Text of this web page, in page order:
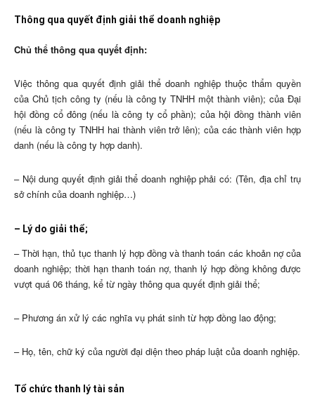
Thông qua quyết định giải thể doanh nghiệp
Chủ thể thông qua quyết định:
Việc thông qua quyết định giải thể doanh nghiệp thuộc thẩm quyền
của Chủ tịch công ty (nếu là công ty TNHH một thành viên); của Đại
hội đồng cổ đông (nếu là công ty cổ phần); của hội đồng thành viên
(nếu là công ty TNHH hai thành viên trở lên); của các thành viên hợp
danh (nếu là công ty hợp danh).
– Nội dung quyết định giải thể doanh nghiệp phải có: (Tên, địa chỉ trụ
sở chính của doanh nghiệp…)
– Lý do giải thể;
– Thời hạn, thủ tục thanh lý hợp đồng và thanh toán các khoản nợ của
doanh nghiệp; thời hạn thanh toán nợ, thanh lý hợp đồng không được
vượt quá 06 tháng, kể từ ngày thông qua quyết định giải thể;
– Phương án xử lý các nghĩa vụ phát sinh từ hợp đồng lao động;
– Họ, tên, chữ ký của người đại diện theo pháp luật của doanh nghiệp.
Tổ chức thanh lý tài sản